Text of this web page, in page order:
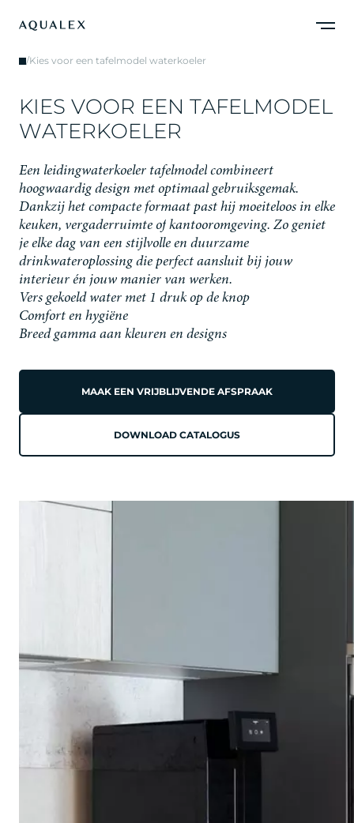
/Kies voor een tafelmodel waterkoeler
KIES VOOR EEN TAFELMODEL
WATERKOELER
Een leidingwaterkoeler tafelmodel combineert
hoogwaardig design met optimaal gebruiksgemak.
Dankzij het compacte formaat past hij moeiteloos in elke
keuken, vergaderruimte of kantooromgeving. Zo geniet
je elke dag van een stijlvolle en duurzame
drinkwateroplossing die perfect aansluit bij jouw
interieur én jouw manier van werken.
Vers gekoeld water met 1 druk op de knop
Comfort en hygiëne
Breed gamma aan kleuren en designs
MAAK EEN VRIJBLIJVENDE AFSPRAAK
DOWNLOAD CATALOGUS